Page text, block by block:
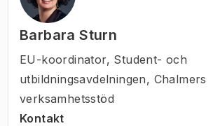
Barbara Sturn
EU-koordinator, Student- och
utbildningsavdelningen, Chalmers
verksamhetsstöd
Kontakt